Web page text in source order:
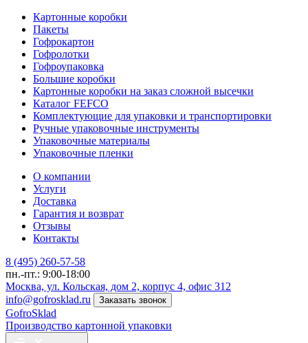
Картонные коробки
Пакеты
Гофрокартон
Гофролотки
Гофроупаковка
Большие коробки
Картонные коробки на заказ сложной высечки
Каталог FEFCO
Комплектующие для упаковки и транспортировки
Ручные упаковочные инструменты
Упаковочные материалы
Упаковочные пленки
О компании
Услуги
Доставка
Гарантия и возврат
Отзывы
Контакты
8 (495) 260-57-58
пн.-пт.: 9:00-18:00
Москва, ул. Кольская, дом 2, корпус 4, офис 312
info@gofrosklad.ru
Заказать звонок
GofroSklad
Производство картонной упаковки